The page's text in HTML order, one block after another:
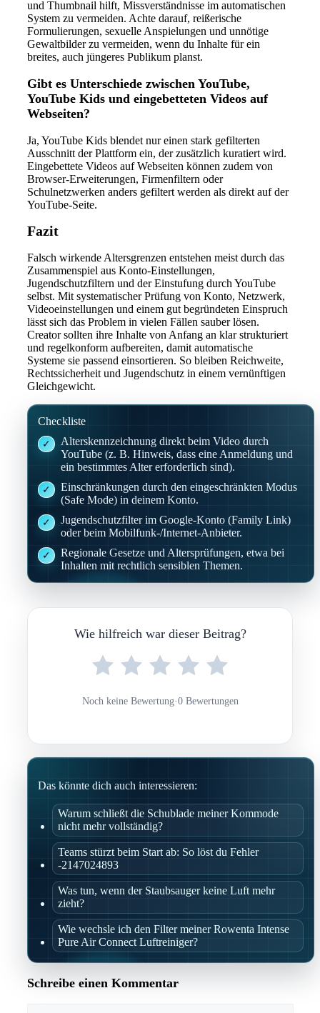
und Thumbnail hilft, Missverständnisse im automatischen
System zu vermeiden. Achte darauf, reißerische
Formulierungen, sexuelle Anspielungen und unnötige
Gewaltbilder zu vermeiden, wenn du Inhalte für ein
breites, auch jüngeres Publikum planst.
Gibt es Unterschiede zwischen YouTube,
YouTube Kids und eingebetteten Videos auf
Webseiten?
Ja, YouTube Kids blendet nur einen stark gefilterten
Ausschnitt der Plattform ein, der zusätzlich kuratiert wird.
Eingebettete Videos auf Webseiten können zudem von
Browser-Erweiterungen, Firmenfiltern oder
Schulnetzwerken anders gefiltert werden als direkt auf der
YouTube-Seite.
Fazit
Falsch wirkende Altersgrenzen entstehen meist durch das
Zusammenspiel aus Konto-Einstellungen,
Jugendschutzfiltern und der Einstufung durch YouTube
selbst. Mit systematischer Prüfung von Konto, Netzwerk,
Videoeinstellungen und einem gut begründeten Einspruch
lässt sich das Problem in vielen Fällen sauber lösen.
Creator sollten ihre Inhalte von Anfang an klar strukturiert
und regelkonform aufbereiten, damit automatische
Systeme sie passend einsortieren. So bleiben Reichweite,
Rechtssicherheit und Jugendschutz in einem vernünftigen
Gleichgewicht.
Checkliste
Alterskennzeichnung direkt beim Video durch
YouTube (z. B. Hinweis, dass eine Anmeldung und
ein bestimmtes Alter erforderlich sind).
Einschränkungen durch den eingeschränkten Modus
(Safe Mode) in deinem Konto.
Jugendschutzfilter im Google-Konto (Family Link)
oder beim Mobilfunk-/Internet-Anbieter.
Regionale Gesetze und Altersprüfungen, etwa bei
Inhalten mit rechtlich sensiblen Themen.
Wie hilfreich war dieser Beitrag?
Noch keine Bewertung·0 Bewertungen
Das könnte dich auch interessieren:
Warum schließt die Schublade meiner Kommode
nicht mehr vollständig?
Teams stürzt beim Start ab: So löst du Fehler
-2147024893
Was tun, wenn der Staubsauger keine Luft mehr
zieht?
Wie wechsle ich den Filter meiner Rowenta Intense
Pure Air Connect Luftreiniger?
Schreibe einen Kommentar